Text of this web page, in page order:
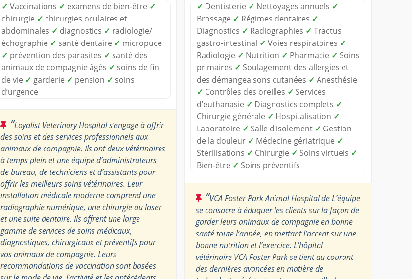
✓ Vaccinations ✓ examens de bien-être ✓
chirurgie ✓ chirurgies oculaires et
abdominales ✓ diagnostics ✓ radiologie/
échographie ✓ santé dentaire ✓ micropuce
✓ prévention des parasites ✓ santé des
animaux de compagnie âgés ✓ soins de fin
de vie ✓ garderie ✓ pension ✓ soins
d’urgence
“Loyalist Veterinary Hospital s’engage à offrir
des soins et des services professionnels aux
animaux de compagnie. Ils ont deux vétérinaires
à temps plein et une équipe d’administrateurs
de bureau, de techniciens et d’assistants pour
offrir les meilleurs soins vétérinaires. Leur
installation médicale moderne comprend une
radiographie numérique, une chirurgie au laser
et une suite dentaire. Ils offrent une large
gamme de services de soins médicaux,
diagnostiques, chirurgicaux et préventifs pour
vos animaux de compagnie. Leurs
recommandations de vaccination sont basées
✓ Dentisterie ✓ Nettoyages annuels ✓
Brossage ✓ Régimes dentaires ✓
Diagnostics ✓ Radiographies ✓ Tractus
gastro-intestinal ✓ Voies respiratoires ✓
Radiologie ✓ Nutrition ✓ Pharmacie ✓ Soins
primaires ✓ Soulagement des allergies et
des démangeaisons cutanées ✓ Anesthésie
✓ Contrôles des oreilles ✓ Services
d’euthanasie ✓ Diagnostics complets ✓
Chirurgie générale ✓ Hospitalisation ✓
Laboratoire ✓ Salle d’isolement ✓ Gestion
de la douleur ✓ Médecine gériatrique ✓
Stérilisations ✓ Chirurgie ✓ Soins virtuels ✓
Bien-être ✓ Soins préventifs
“VCA Foster Park Animal Hospital de L’équipe
se consacre à éduquer les clients sur la façon de
garder leurs animaux de compagnie en bonne
santé toute l’année, en mettant l’accent sur une
bonne nutrition et l’exercice. L’hôpital
vétérinaire VCA Foster Park se tient au courant
des dernières avancées en matière de